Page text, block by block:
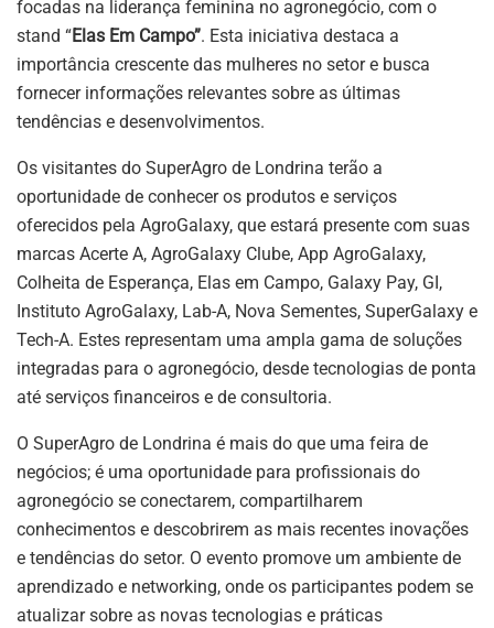
focadas na liderança feminina no agronegócio, com o
stand “Elas Em Campo”. Esta iniciativa destaca a
importância crescente das mulheres no setor e busca
fornecer informações relevantes sobre as últimas
tendências e desenvolvimentos.
Os visitantes do SuperAgro de Londrina terão a
oportunidade de conhecer os produtos e serviços
oferecidos pela AgroGalaxy, que estará presente com suas
marcas Acerte A, AgroGalaxy Clube, App AgroGalaxy,
Colheita de Esperança, Elas em Campo, Galaxy Pay, GI,
Instituto AgroGalaxy, Lab-A, Nova Sementes, SuperGalaxy e
Tech-A. Estes representam uma ampla gama de soluções
integradas para o agronegócio, desde tecnologias de ponta
até serviços financeiros e de consultoria.
O SuperAgro de Londrina é mais do que uma feira de
negócios; é uma oportunidade para profissionais do
agronegócio se conectarem, compartilharem
conhecimentos e descobrirem as mais recentes inovações
e tendências do setor. O evento promove um ambiente de
aprendizado e networking, onde os participantes podem se
atualizar sobre as novas tecnologias e práticas